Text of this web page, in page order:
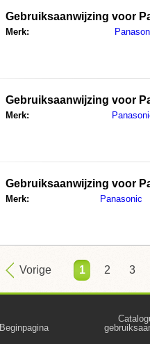
Gebruiksaanwijzing voor
Merk:
Gebruiksaanwijzing voor
Merk:
Gebruiksaanwijzing voor
Merk: Panasonic
Vorige 1 2 3
Beginpagina